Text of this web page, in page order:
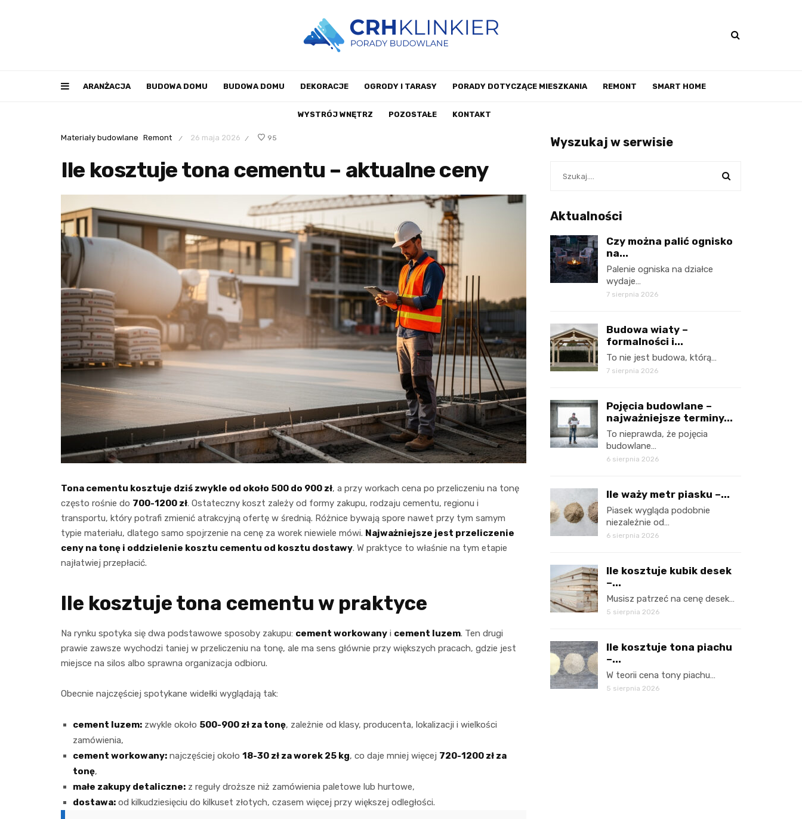
ARANŻACJA BUDOWA DOMU BUDOWA DOMU DEKORACJE OGRODY I TARASY PORADY DOTYCZĄCE MIESZKANIA REMONT SMART HOME
WYSTRÓJ WNĘTRZ POZOSTAŁE KONTAKT
Materiały budowlane Remont / 26 maja 2026 / 95
Ile kosztuje tona cementu – aktualne ceny
Tona cementu kosztuje dziś zwykle od około 500 do 900 zł, a przy workach cena po przeliczeniu na tonę
często rośnie do 700-1200 zł. Ostateczny koszt zależy od formy zakupu, rodzaju cementu, regionu i
transportu, który potrafi zmienić atrakcyjną ofertę w średnią. Różnice bywają spore nawet przy tym samym
typie materiału, dlatego samo spojrzenie na cenę za worek niewiele mówi. Najważniejsze jest przeliczenie
ceny na tonę i oddzielenie kosztu cementu od kosztu dostawy. W praktyce to właśnie na tym etapie
najłatwiej przepłacić.
Ile kosztuje tona cementu w praktyce
Na rynku spotyka się dwa podstawowe sposoby zakupu: cement workowany i cement luzem. Ten drugi
prawie zawsze wychodzi taniej w przeliczeniu na tonę, ale ma sens głównie przy większych pracach, gdzie jest
miejsce na silos albo sprawna organizacja odbioru.
Obecnie najczęściej spotykane widełki wyglądają tak:
cement luzem: zwykle około 500-900 zł za tonę, zależnie od klasy, producenta, lokalizacji i wielkości
zamówienia,
cement workowany: najczęściej około 18-30 zł za worek 25 kg, co daje mniej więcej 720-1200 zł za
tonę,
małe zakupy detaliczne: z reguły droższe niż zamówienia paletowe lub hurtowe,
dostawa: od kilkudziesięciu do kilkuset złotych, czasem więcej przy większej odległości.
Wyszukaj w serwisie
Aktualności
Czy można palić ognisko
na...
Palenie ogniska na działce
wydaje…
7 sierpnia 2026
Budowa wiaty –
formalności i...
To nie jest budowa, którą…
7 sierpnia 2026
Pojęcia budowlane –
najważniejsze terminy...
To nieprawda, że pojęcia
budowlane…
6 sierpnia 2026
Ile waży metr piasku –...
Piasek wygląda podobnie
niezależnie od…
6 sierpnia 2026
Ile kosztuje kubik desek
–...
Musisz patrzeć na cenę desek…
5 sierpnia 2026
Ile kosztuje tona piachu
–...
W teorii cena tony piachu…
5 sierpnia 2026